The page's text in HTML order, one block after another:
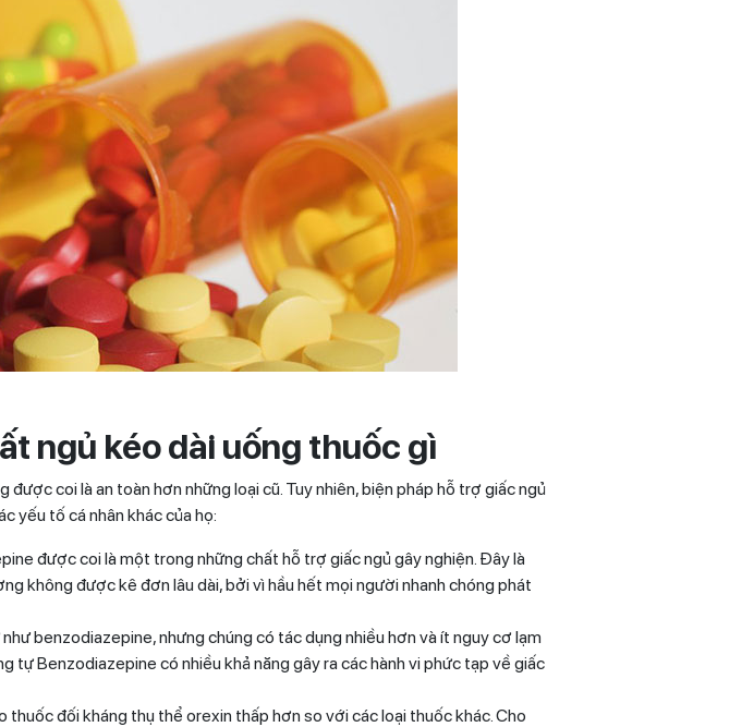
ngủ kéo dài uống thuốc gì
coi là an toàn hơn những loại cũ. Tuy nhiên, biện pháp hỗ trợ giấc ngủ
yếu tố cá nhân khác của họ:
được coi là một trong những chất hỗ trợ giấc ngủ gây nghiện. Đây là
không được kê đơn lâu dài, bởi vì hầu hết mọi người nhanh chóng phát
benzodiazepine, nhưng chúng có tác dụng nhiều hơn và ít nguy cơ lạm
tự Benzodiazepine có nhiều khả năng gây ra các hành vi phức tạp về giấc
đối kháng thụ thể orexin thấp hơn so với các loại thuốc khác. Cho